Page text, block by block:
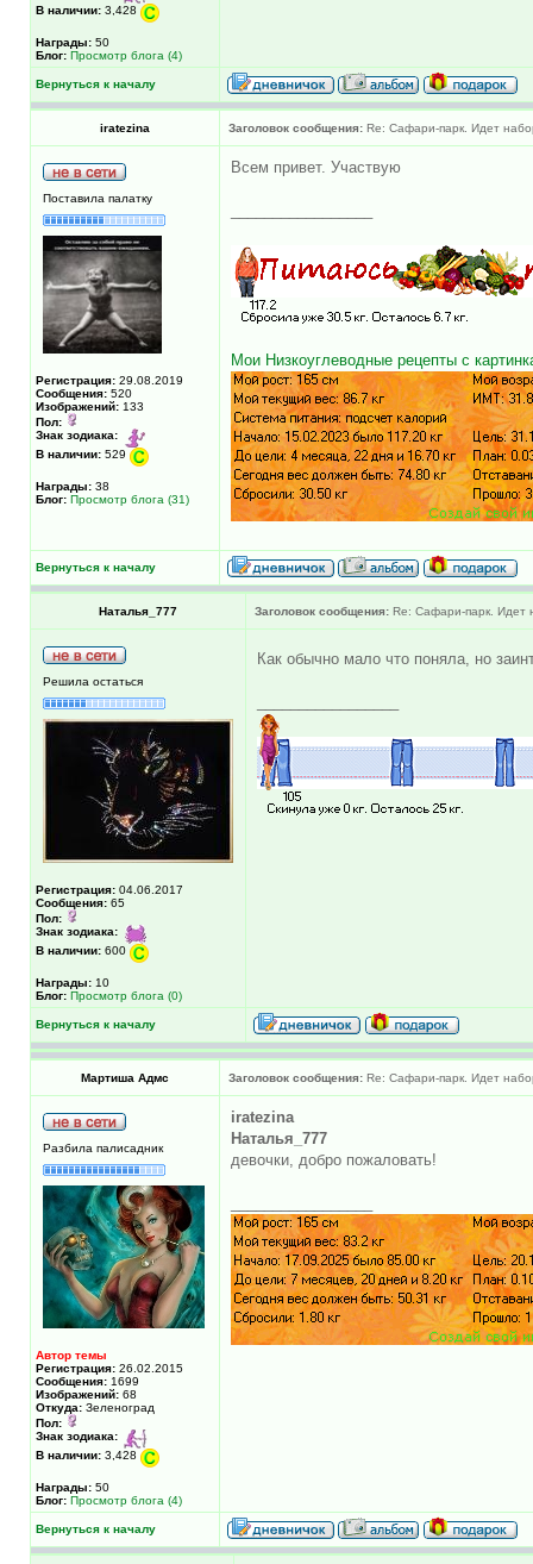
В наличии: 3,428
Награды: 50
Блог: Просмотр блога (4)
Вернуться к началу
iratezina Заголовок сообщения: Re: Сафари-парк. Идет
Поставила палатку
Регистрация: 29.08.2019
Сообщения: 520
Изображений: 133
Пол:
Знак зодиака:
В наличии: 529
Награды: 38
Блог: Просмотр блога (31)
Всем привет. Участвую
Мои Низкоуглеводные рецепты с
Вернуться к началу
Наталья_777 Заголовок сообщения: Re: Сафари-парк. Идет
Решила остаться
Регистрация: 04.06.2017
Сообщения: 65
Пол:
Знак зодиака:
В наличии: 600
Награды: 10
Блог: Просмотр блога (0)
Как обычно мало что поняла, но
Вернуться к началу
Мартиша Адмс Заголовок сообщения: Re: Сафари-парк. Идет
Разбила палисадник
Автор темы
Регистрация: 26.02.2015
Сообщения: 1699
Изображений: 68
Откуда: Зеленоград
Пол:
Знак зодиака:
В наличии: 3,428
Награды: 50
Блог: Просмотр блога (4)
iratezina
Наталья_777
девочки, добро пожаловать!
Вернуться к началу